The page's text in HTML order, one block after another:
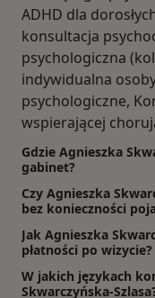
ADHD dla
konsultacja
psychologiczna
indywidualna
psychologiczne,
wspierającej
Gdzie Agnieszka
gabinet?
Czy Agnieszka
bez konieczności
Jak Agnieszka
płatności po wizycie?
W jakich językach
Skwarczyńska-